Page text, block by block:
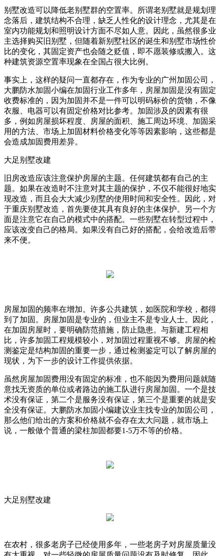
别墅改造可以降低老别墅群的空置率。所谓老别墅就是规划理
念落后，建筑结构不合理，缺乏人性化的设计理念，尤其是在
室内功能规划和照明设计方面不尽如人意。因此，虽然很多业
主选择购买旧别墅，但随着新别墅社区的诞生和别墅市场性价
比的变化，其固定资产也会随之贬值，即不愿装修或搬入。这
种建筑资源空置率现象在全国占很大比例。
事实上，这样的疑问一直都存在，作为专业的广州加固公司，
大鹏防水加固小编在加固行业工作多年，房屋加固是没有固定
收费标准的，因为加固并不是一件可以明码标价的货物，不像
衣服、电器可以有固定价格对比参考。加固涉及的因素有很
多，例如房屋损坏程度、房屋的面积、施工周边环境、加固采
用的方法、市场上加固材料价格变化等等因素影响，这些都是
会造成加固费用差异。
大足别墅改建
旧房改造应该注意保护房屋的主题。任何建筑都有自己的主
题。如果在改造时不注意对其主题的保护，不仅不能很好地实
现改造，而且会大大减少别墅的使用时间和安全性。因此，对
于重庆别墅改造，首先要使其具有良好的主体保护。另一个方
面是注意它在自己的模式中的搭配。一些别墅在转型过程中，
应该改变自己的格局。如果没有自己好的搭配，会给改造后带
来不便。
房屋加固的频率在增加。许多公共建筑，如医院和学校，都得
到了加固。房屋加固是专业的，但业主不是专业人士。因此，
在加固房屋时，要明确防范措施，防止隐患。与新建工程相
比，许多加固工程规模较小，对加固过程重视不够。房屋的检
测鉴定是结构加固的重要一步，通过检测鉴定可以了解房屋的
现状，为下一步的设计工作提供依据。
虽然房屋加固费用没有固定的标准，也不能因为费用问题就随
意找无资质的单位或者路边的施工队进行房屋加固。一个是技
术没有保证，第二个是服务没有保证，第三个是重要的就是安
全没有保证。大鹏防水加固小编建议业主找专业的加固公司，
那么他们给出的方案和价格就不会存在太大问题，就市场上
说，一般做个普通的梁柱加固都要1-5万不等的价格。
大足别墅改建
在农村，很多老房子已经使用多年，一些老房子对房屋质量没